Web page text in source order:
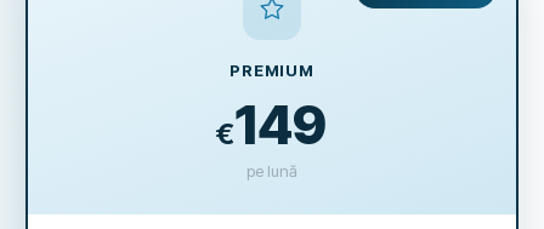
PREMIUM
€149
pe lună